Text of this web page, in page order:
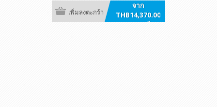
จาก
THB14,370.00
รวมภาษี
เพิ่มลงตะกร้า